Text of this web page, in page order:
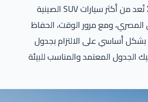
تُعد من أكثر سيارات SUV الصينية
المصري، ومع مرور الوقت، الحفاظ
بشكل أساسي على الالتزام بجدول
الجدول المعتمد والمناسب للبيئة